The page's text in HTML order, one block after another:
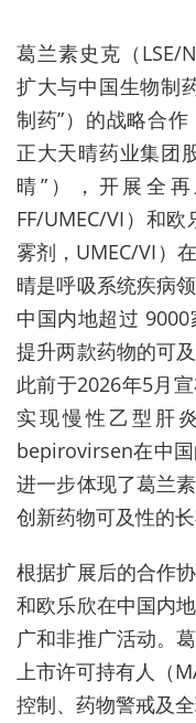
葛兰素史克（LSE/
扩大与中国生物制
制药”）的战略合
正大天晴药业集团
晴”），开展全
FF/UMEC/VI）和
雾剂，UMEC/VI）
晴是呼吸系统疾病
中国内地超过
提升两款药物的可
此前于2026年5月
实现慢性乙型肝
bepirovirsen在中
进一步体现了葛兰
创新药物可及性的长
根据扩展后的合作
和欧乐欣在中国内
广和非推广活动。
上市许可持有人（
控制、药物警戒及